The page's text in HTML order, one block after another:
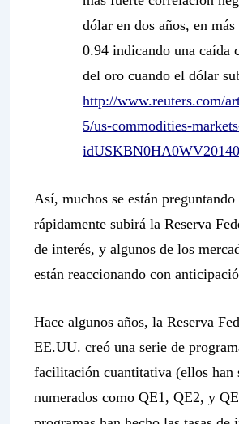
dólar en dos años, en
0.94 indicando una caída
del oro cuando el dólar
http://www.reuters.com/
5/us-commodities-
Así, muchos se están preguntando
rápidamente subirá la Reserva
de interés, y algunos de los
están reaccionando con
Hace algunos años, la Reserva
EE.UU. creó una serie de
facilitación cuantitativa (ellos han
numerados como QE1, QE2, y